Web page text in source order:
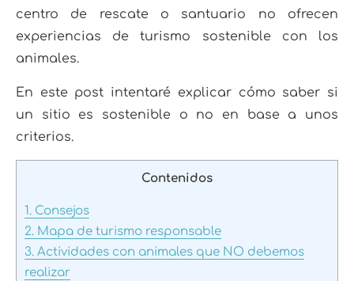
centro de rescate o santuario no ofrecen
experiencias de turismo sostenible con los
animales.
En este post intentaré explicar cómo saber si
un sitio es sostenible o no en base a unos
criterios.
Contenidos
1. Consejos
2. Mapa de turismo responsable
3. Actividades con animales que NO debemos
realizar